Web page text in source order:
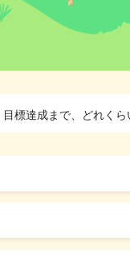
目標達成まで、どれく